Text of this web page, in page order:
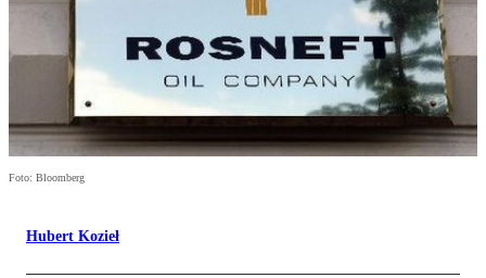
Foto: Bloomberg
Hubert Kozieł